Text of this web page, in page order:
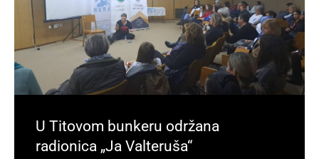
U Titovom bunkeru održana
radionica „Ja Valteruša“